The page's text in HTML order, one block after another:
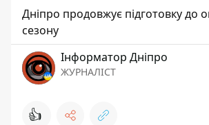
Дніпро продовжує підготовку до
сезону
Інформатор Дніпро
ЖУРНАЛІСТ
👍